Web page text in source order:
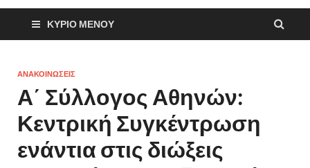
Α΄
Αθηνών
Π.Ε.
ΚΎΡΙΟ ΜΕΝΟΎ
ΑΝΑΚΟΙΝΩΣΕΙΣ
Α΄ Σύλλογος Αθηνών:
Κεντρική Συγκέντρωση
ενάντια στις διώξεις